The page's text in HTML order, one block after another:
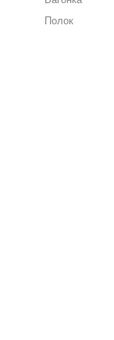
Полок